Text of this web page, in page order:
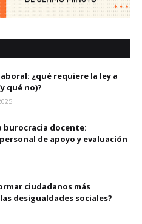
¿qué requiere la ley a
qué no)?
burocracia docente:
de apoyo y evaluación
ciudadanos más
desigualdades sociales?